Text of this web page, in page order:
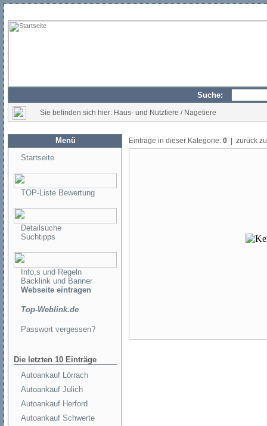
Suche:
Sie befinden sich hier: Haus- und Nutztiere / Nagetiere
Menü
Startseite
TOP-Liste Bewertung
Detailsuche
Suchtipps
Info,s und Regeln
Backlink und Banner
Webseite eintragen
Top-Weblink.de
Passwort vergessen?
Die letzten 10 Einträge
Autoankauf Lörrach
Autoankauf Jülich
Autoankauf Herford
Autoankauf Schwerte
Einträge in dieser Kategorie: 0 | zurück